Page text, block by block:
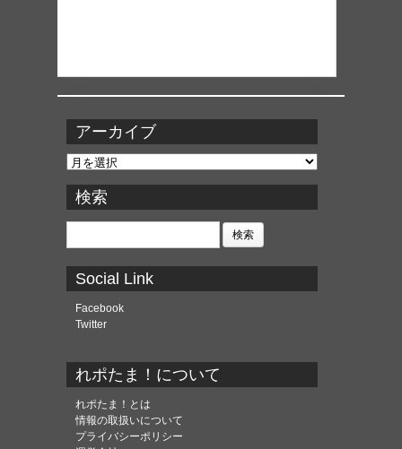
アーカイブ
ア
カ
イ
ブ
検索
検
Social Link
Facebook
Twitter
れポたま！について
れポたま！とは
情報の取扱いについて
プライバシーポリシー